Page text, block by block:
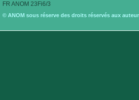
FR ANOM 23Fi6/3
© ANOM sous réserve des droits réservés aux